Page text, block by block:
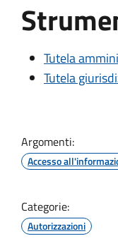
Tutela
Tutela
Argomenti:
Accesso
Categorie:
Autorizzazioni